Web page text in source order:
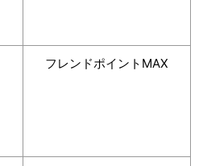
フレンドポイントMAX